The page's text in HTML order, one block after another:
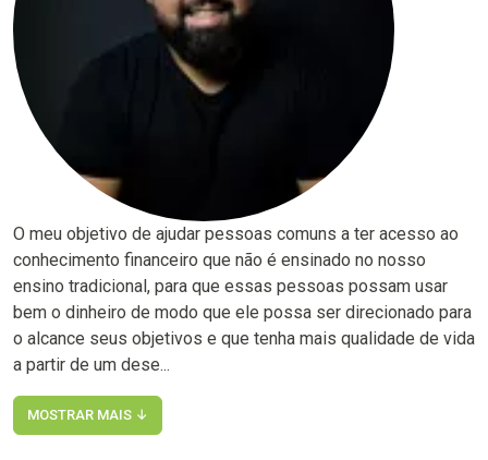
O meu objetivo de ajudar pessoas comuns a ter acesso ao
conhecimento financeiro que não é ensinado no nosso
ensino tradicional, para que essas pessoas possam usar
bem o dinheiro de modo que ele possa ser direcionado para
o alcance seus objetivos e que tenha mais qualidade de vida
a partir de um dese...
MOSTRAR MAIS ↓